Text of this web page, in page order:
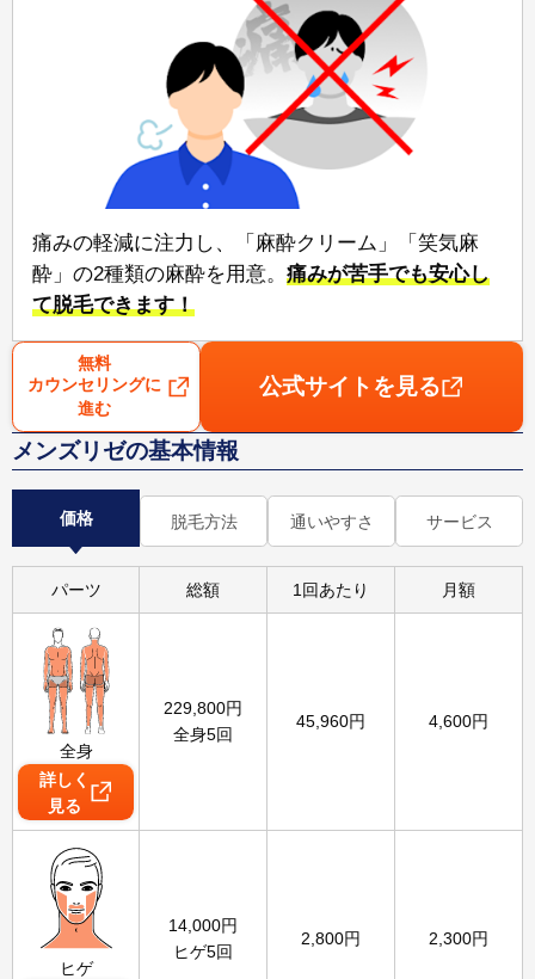
痛みの軽減に注力し、「麻酔クリーム」「笑気麻
酔」の2種類の麻酔を用意。⁠ 痛みが苦手でも安心⁠し
て脱毛できます！
無料
カウンセリングに
進む
公式サイトを見る
メンズリゼの基本情報
価格 脱毛方法 通いやすさ サービス
パーツ 総額 1回あたり 月額
全身
詳しく
見る
229,800円
全身5回
45,960円 4,600円
ヒゲ
14,000円
ヒゲ5回
2,800円 2,300円